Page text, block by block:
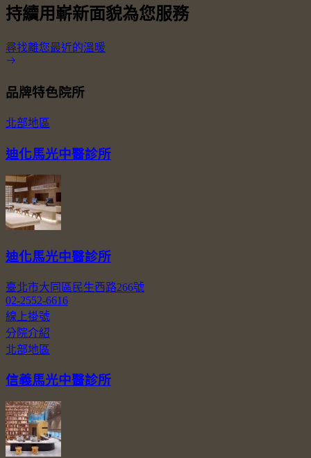
持續用嶄新面貌為您服務
尋找離您最近的溫暖
品牌特色院所
北部地區
迪化馬光中醫診所
迪化馬光中醫診所
臺北市大同區民生西路266號
02-2552-6616
線上掛號
分院介紹
北部地區
信義馬光中醫診所